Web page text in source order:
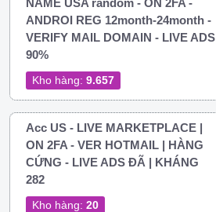
ANDROI REG 12month-24month -
VERIFY MAIL DOMAIN - LIVE ADS
90%
Kho hàng: 9.657
Acc US - LIVE MARKETPLACE |
ON 2FA - VER HOTMAIL | HÀNG
CỨNG - LIVE ADS ĐÃ | KHÁNG
282
Kho hàng: 20